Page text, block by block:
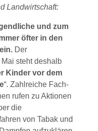
Landwirtschaft:
und zum
öfter in den
Der
steht deshalb
Kinder vor dem
“. Zahlreiche Fach-
rufen zu Aktionen
die
von Tabak und